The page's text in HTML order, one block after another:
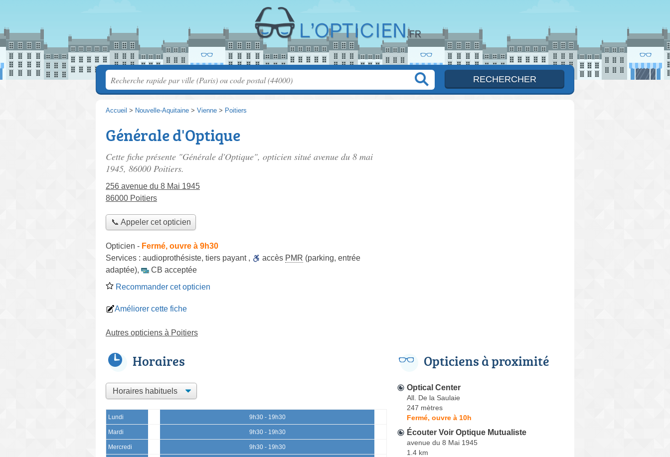
Accueil > Nouvelle-Aquitaine > Vienne > Poitiers
Générale d'Optique
Cette fiche présente "Générale d'Optique", opticien situé avenue du 8 mai
1945, 86000 Poitiers.
256 avenue du 8 Mai 1945
86000 Poitiers
📞 Appeler cet opticien
Opticien - Fermé, ouvre à 9h30
Services : audioprothésiste, tiers payant , accès PMR (parking, entrée
adaptée),
CB acceptée
Recommander cet opticien
Améliorer cette fiche
Autres opticiens à Poitiers
Horaires
Lundi 9h30 - 19h30
Mardi 9h30 - 19h30
Mercredi 9h30 - 19h30
Opticiens à proximité
Optical Center
All. De la Saulaie
247 mètres
Fermé, ouvre à 10h
Écouter Voir Optique Mutualiste
avenue du 8 Mai 1945
1.4 km